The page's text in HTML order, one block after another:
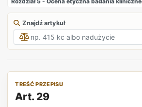
Znajdź artykuł
TREŚĆ PRZEPISU
Art. 29